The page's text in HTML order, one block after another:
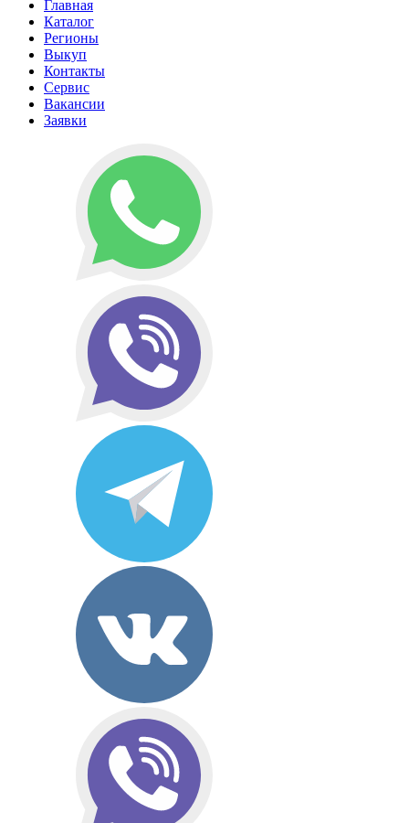
Главная
Каталог
Регионы
Выкуп
Контакты
Сервис
Вакансии
Заявки